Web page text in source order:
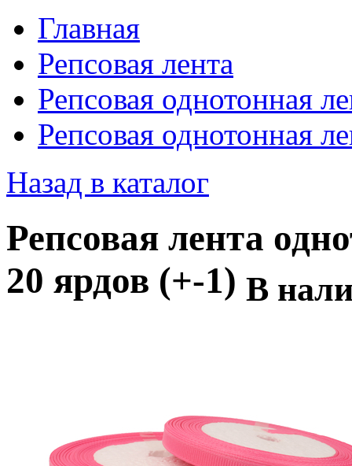
Главная
Репсовая лента
Репсовая однотонная
Репсовая однотонная
Назад в каталог
Репсовая лента
20 ярдов (+-1) В